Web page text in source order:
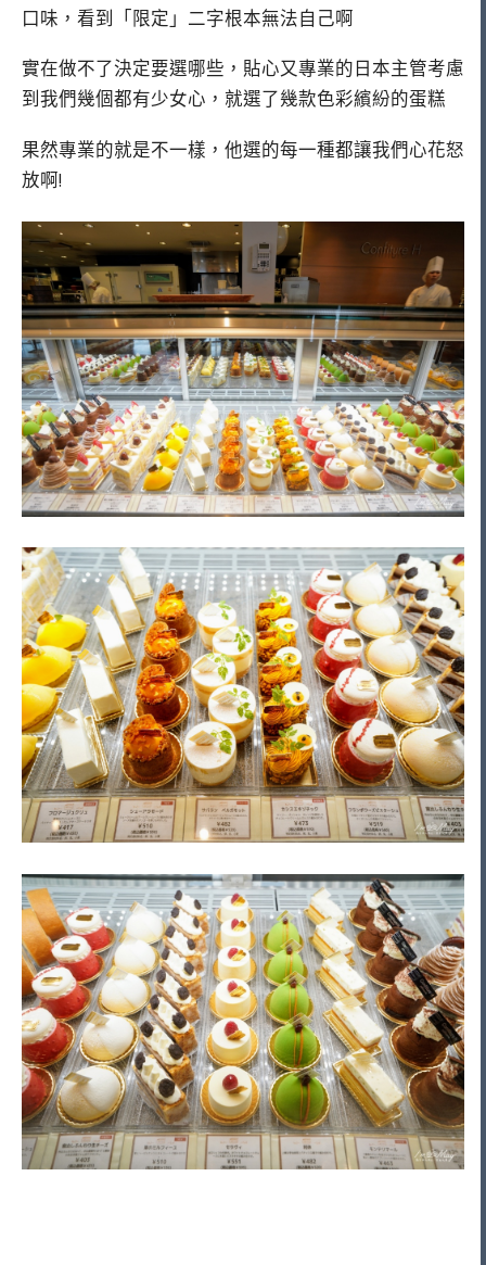
口味，看到「限定」二字根本無法自己啊
實在做不了決定要選哪些，貼心又專業的日本主管考慮
到我們幾個都有少女心，就選了幾款色彩繽紛的蛋糕
果然專業的就是不一樣，他選的每一種都讓我們心花怒
放啊!